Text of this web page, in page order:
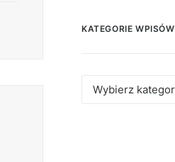
KATEGORIE WPISÓW
Kategorie